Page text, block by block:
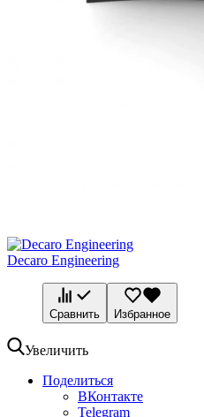
Decaro Engineering
Сравнить Избранное
Увеличить
Поделиться
ВКонтакте
Telegram